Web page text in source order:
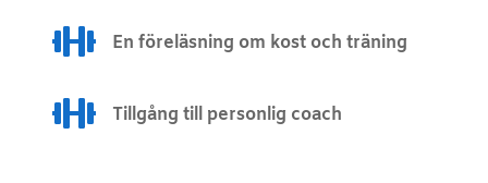
 En föreläsning om kost och träning
 Tillgång till personlig coach